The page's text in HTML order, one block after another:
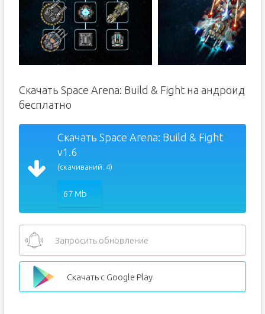
Скачать Space Arena: Build & Fight на андроид
бесплатно
Скачать Space Arena: Build & Fight
v1.6
(скачиваний: 4)
67 Mb
Запросить обновление
Скачать с Google Play